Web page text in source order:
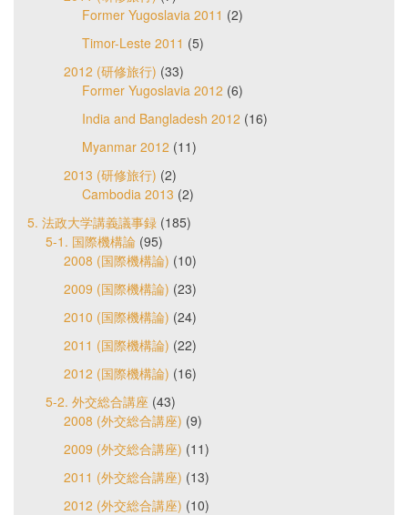
Former Yugoslavia 2011 (2)
Timor-Leste 2011 (5)
2012 (研修旅行) (33)
Former Yugoslavia 2012 (6)
India and Bangladesh 2012 (16)
Myanmar 2012 (11)
2013 (研修旅行) (2)
Cambodia 2013 (2)
5. 法政大学講義議事録 (185)
5-1. 国際機構論 (95)
2008 (国際機構論) (10)
2009 (国際機構論) (23)
2010 (国際機構論) (24)
2011 (国際機構論) (22)
2012 (国際機構論) (16)
5-2. 外交総合講座 (43)
2008 (外交総合講座) (9)
2009 (外交総合講座) (11)
2011 (外交総合講座) (13)
2012 (外交総合講座) (10)